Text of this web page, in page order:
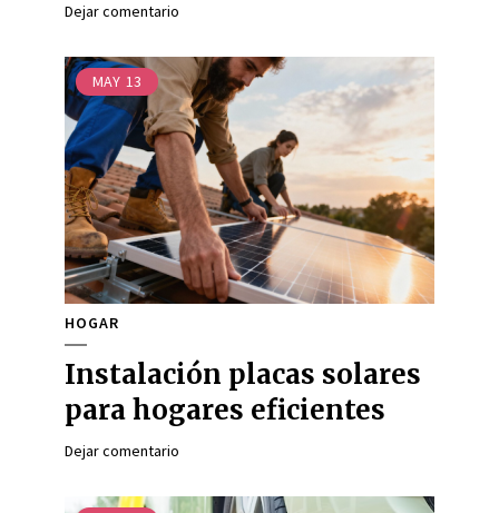
Dejar comentario
MAY 13
HOGAR
Instalación placas solares
para hogares eficientes
Dejar comentario